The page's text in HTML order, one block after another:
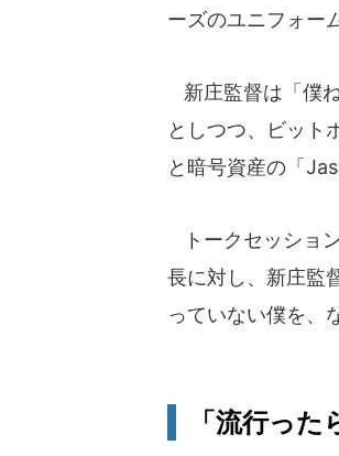
ーズのユニフォー
新庄監督は「僕
としつつ、ビット
と暗号資産の「
トークセッショ
長に対し、新庄監
っていない僕を、
「流行っ